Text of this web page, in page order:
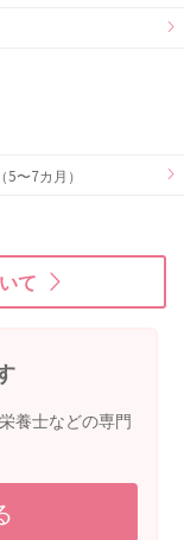
（5〜7カ月）
て
養士などの専門